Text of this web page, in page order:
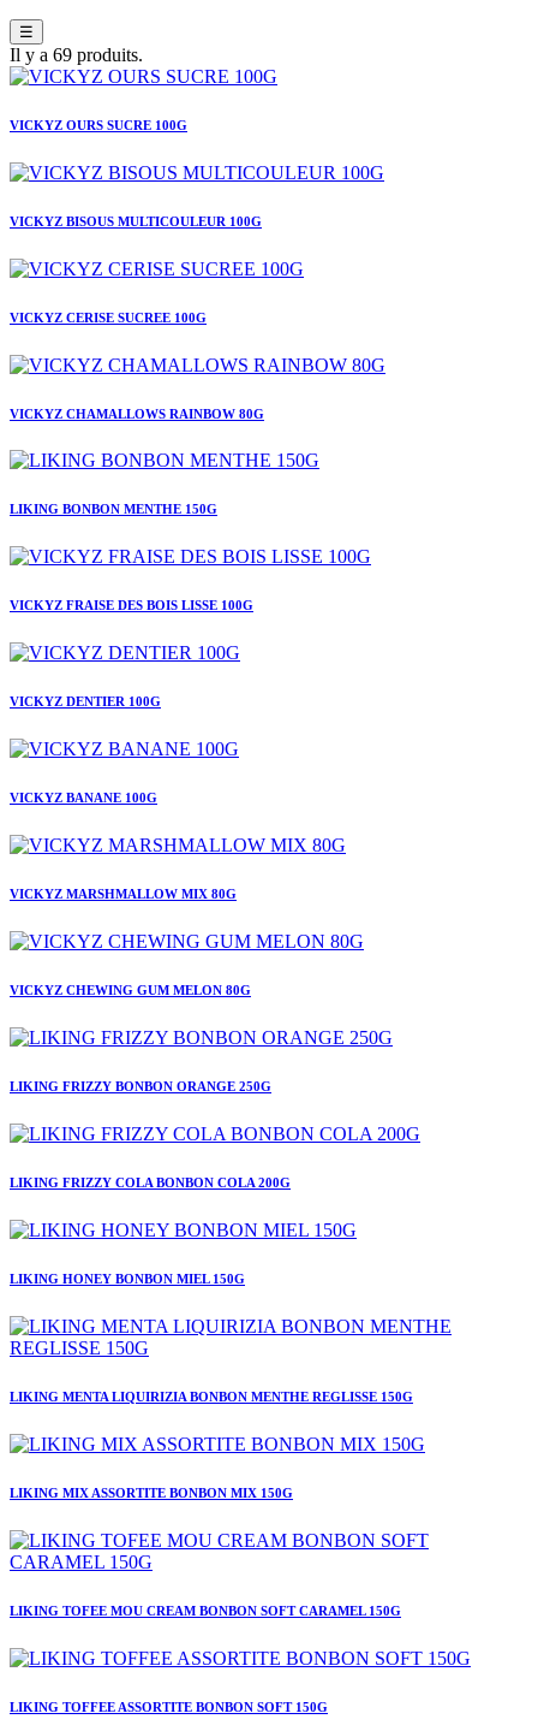
☰
Il y a 69 produits.
VICKYZ OURS SUCRE 100G
VICKYZ BISOUS MULTICOULEUR 100G
VICKYZ CERISE SUCREE 100G
VICKYZ CHAMALLOWS RAINBOW 80G
LIKING BONBON MENTHE 150G
VICKYZ FRAISE DES BOIS LISSE 100G
VICKYZ DENTIER 100G
VICKYZ BANANE 100G
VICKYZ MARSHMALLOW MIX 80G
VICKYZ CHEWING GUM MELON 80G
LIKING FRIZZY BONBON ORANGE 250G
LIKING FRIZZY COLA BONBON COLA 200G
LIKING HONEY BONBON MIEL 150G
LIKING MENTA LIQUIRIZIA BONBON MENTHE REGLISSE 150G
LIKING MIX ASSORTITE BONBON MIX 150G
LIKING TOFEE MOU CREAM BONBON SOFT CARAMEL 150G
LIKING TOFFEE ASSORTITE BONBON SOFT 150G